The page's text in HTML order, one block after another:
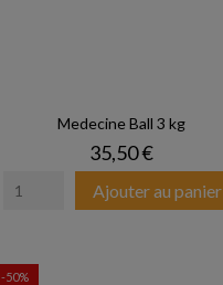
Medecine Ball 3 kg
Prix
35,50 €
Ajouter au panier
-50%